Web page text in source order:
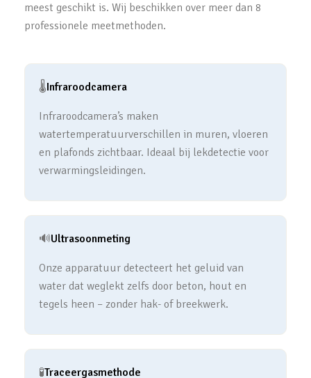
meest geschikt is. Wij beschikken over meer dan 8
professionele meetmethoden.
🌡️Infraroodcamera
Infraroodcamera’s maken
watertemperatuurverschillen in muren, vloeren
en plafonds zichtbaar. Ideaal bij lekdetectie voor
verwarmingsleidingen.
🔊Ultrasoonmeting
Onze apparatuur detecteert het geluid van
water dat weglekt zelfs door beton, hout en
tegels heen – zonder hak- of breekwerk.
🧪Traceergasmethode